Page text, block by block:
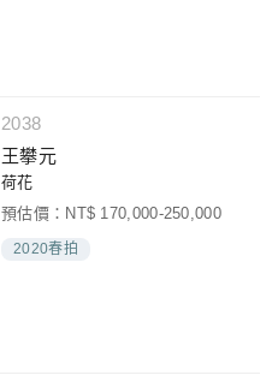
2038
王攀元
荷花
預估價：NT$ 170,000-250,000
2020春拍